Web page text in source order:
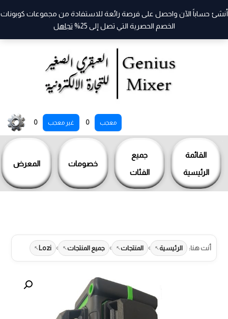
معجب 0 غير معجب 0
القائمة
الرئيسية
جميع
الفئات
خصومات المعرض
أنشئ حساباً الآن واحصل على فرصة رائعة للاستفادة من مجموعات كوبونات
الخصم الحصرية التي تصل إلى 25%
تجاهل
المحتوى
أنت هنا: الرئيسية › المنتجات › جميع المنتجات ›
Lozi